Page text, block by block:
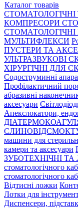
Каталог товарів
СТОМАТОЛОГІЧНІ
КОМПРЕСОРИ
МУЛЬТИФЛЕКСИ
ПУСТЕРИ ТА
УЛЬТРАЗВУКОВІ
ХІРУРГІЧНІ ДЛЯ
Содоструминні
Профілактичний
абразивні
аксесуари
Апекслокатори,
машини для
камери та аксесуари
ЗУБОТЕХНІЧНІ ТА
стоматологічного
стоматологічного
Відтисні ложки
Лотки для
Диспенсери,